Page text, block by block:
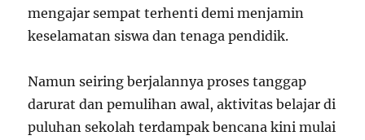
mengajar sempat terhenti demi menjamin
keselamatan siswa dan tenaga pendidik.
Namun seiring berjalannya proses tanggap
darurat dan pemulihan awal, aktivitas belajar di
puluhan sekolah terdampak bencana kini mulai